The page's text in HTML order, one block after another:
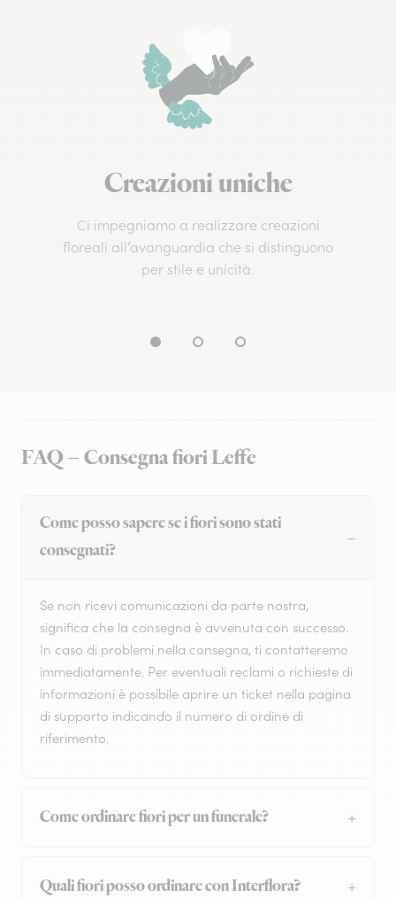
Creazioni uniche
Ci impegniamo a realizzare creazioni
floreali all’avanguardia che si distinguono
per stile e unicità.
FAQ – Consegna fiori Leffe
Come posso sapere se i fiori sono stati
consegnati?
Se non ricevi comunicazioni da parte nostra,
significa che la consegna è avvenuta con successo.
In caso di problemi nella consegna, ti contatteremo
immediatamente. Per eventuali reclami o richieste di
informazioni è possibile aprire un ticket nella pagina
di supporto indicando il numero di ordine di
riferimento.
Come ordinare fiori per un funerale?
Quali fiori posso ordinare con Interflora?